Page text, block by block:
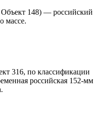
148) — российский
массе.
316, по классификации
российская 152-мм